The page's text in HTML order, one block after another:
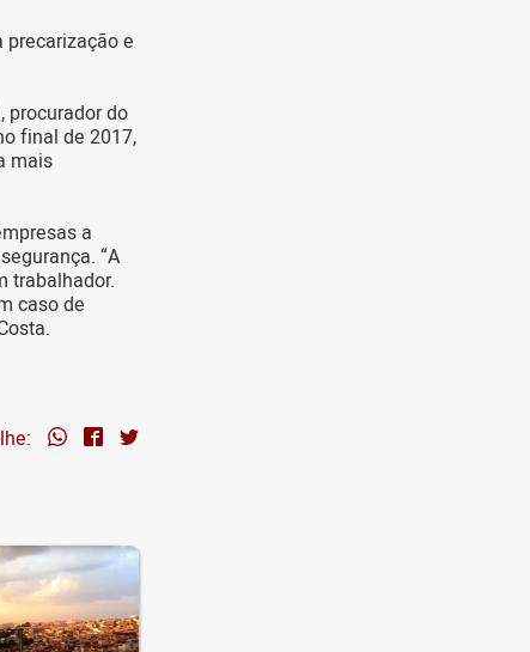
e
procurador do
final de 2017,
mais
a
“A
trabalhador.
caso de